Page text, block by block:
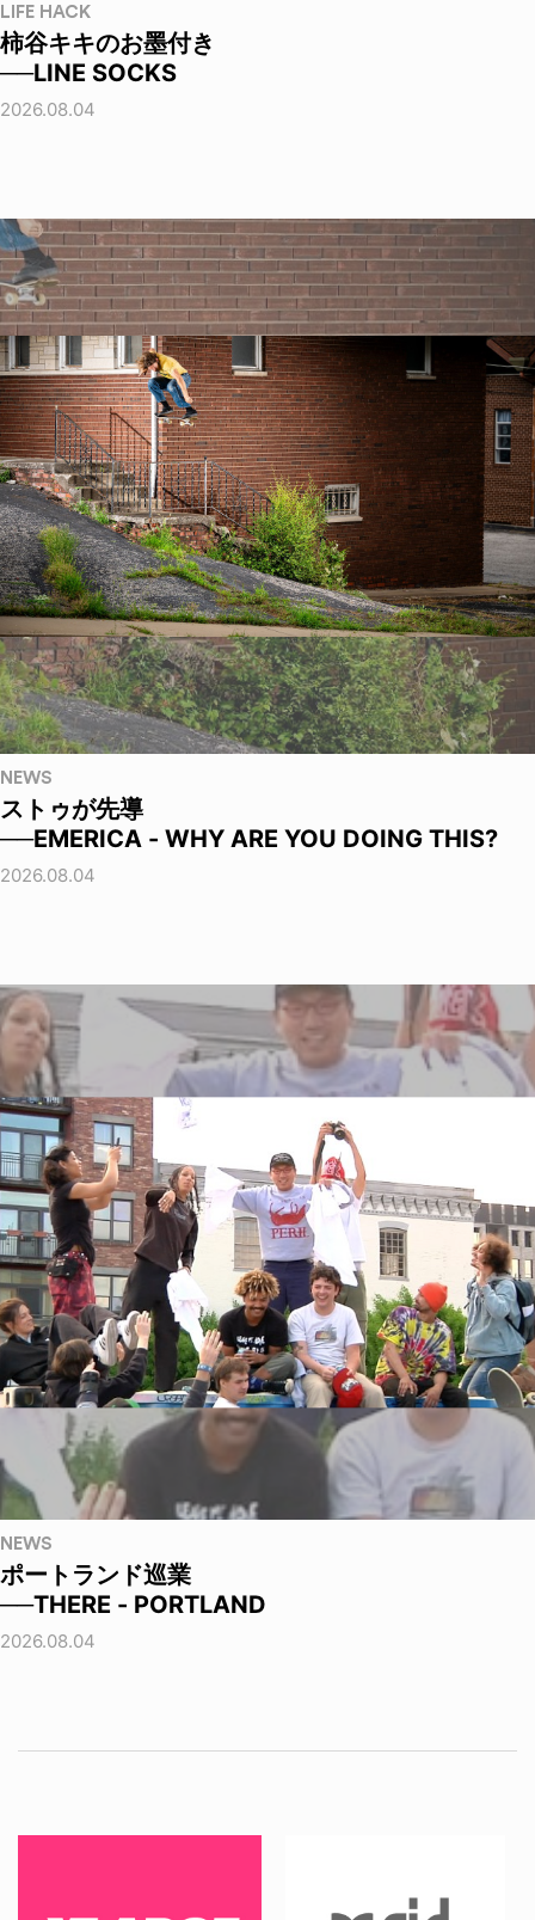
LIFE HACK
柿谷キキのお墨付き
──LINE SOCKS
2026.08.04
NEWS
ストゥが先導
──EMERICA - WHY ARE YOU DOING THIS?
2026.08.04
NEWS
ポートランド巡業
──THERE - PORTLAND
2026.08.04